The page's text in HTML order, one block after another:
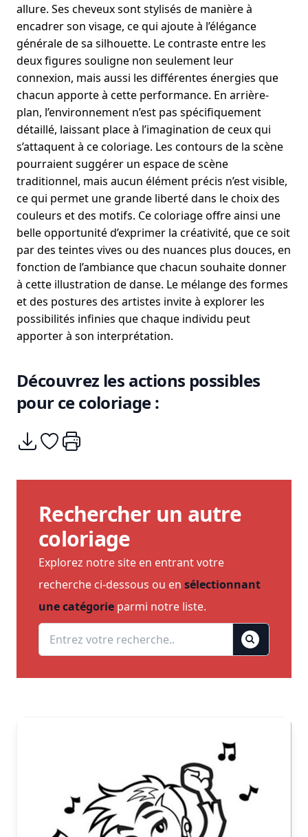
allure. Ses cheveux sont stylisés de manière à
encadrer son visage, ce qui ajoute à l’élégance
générale de sa silhouette. Le contraste entre les
deux figures souligne non seulement leur
connexion, mais aussi les différentes énergies que
chacun apporte à cette performance. En arrière-
plan, l’environnement n’est pas spécifiquement
détaillé, laissant place à l’imagination de ceux qui
s’attaquent à ce coloriage. Les contours de la scène
pourraient suggérer un espace de scène
traditionnel, mais aucun élément précis n’est visible,
ce qui permet une grande liberté dans le choix des
couleurs et des motifs. Ce coloriage offre ainsi une
belle opportunité d’exprimer la créativité, que ce soit
par des teintes vives ou des nuances plus douces, en
fonction de l’ambiance que chacun souhaite donner
à cette illustration de danse. Le mélange des formes
et des postures des artistes invite à explorer les
possibilités infinies que chaque individu peut
apporter à son interprétation.
Découvrez les actions possibles
pour ce coloriage :
Télécharger
Ajouter à mes coups de coeurs
Imprimer
Rechercher un autre
coloriage
Explorez notre site en entrant votre
recherche ci-dessous ou en sélectionnant
une catégorie parmi notre liste.